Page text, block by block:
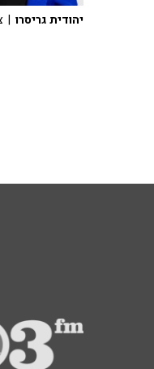
יהודית גריסרו |